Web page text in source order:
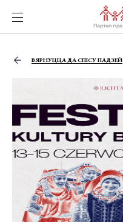
ВЯРНУЦЦА ДА СПІСУ ПАДЗЕЙ